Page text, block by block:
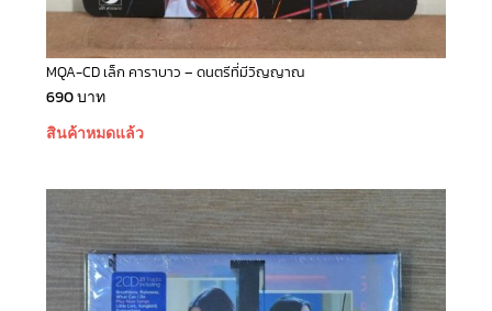
MQA-CD เล็ก คาราบาว – ดนตรีที่มีวิญญาณ
690บาท
สินค้าหมดแล้ว